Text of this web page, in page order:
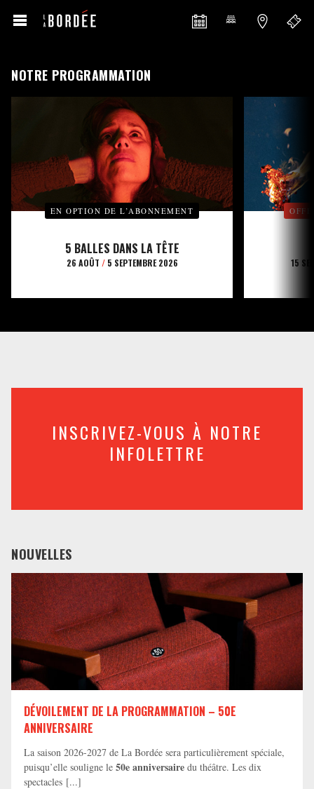
NOTRE PROGRAMMATION
EN OPTION DE L’ABONNEMENT
5 BALLES DANS LA TÊTE
26 AOÛT /5 SEPTEMBRE 2026 15
INSCRIVEZ-VOUS À NOTRE
INFOLETTRE
NOUVELLES
DÉVOILEMENT DE LA PROGRAMMATION – 50E
ANNIVERSAIRE
La saison 2026-2027 de La Bordée sera particulièrement spéciale,
puisqu’elle souligne le 50e anniversaire du théâtre. Les dix
spectacles [...]